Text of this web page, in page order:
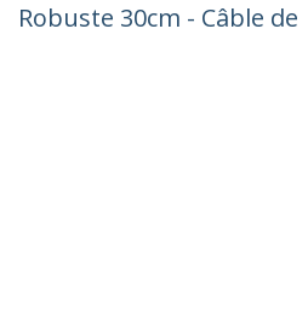
Robuste 30cm - Câble de